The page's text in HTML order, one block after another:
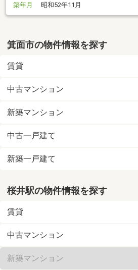
築年月
昭和52年11月
箕面市の物件情報を探す
賃貸
中古マンション
新築マンション
中古一戸建て
新築一戸建て
桜井駅の物件情報を探す
賃貸
中古マンション
新築マンション